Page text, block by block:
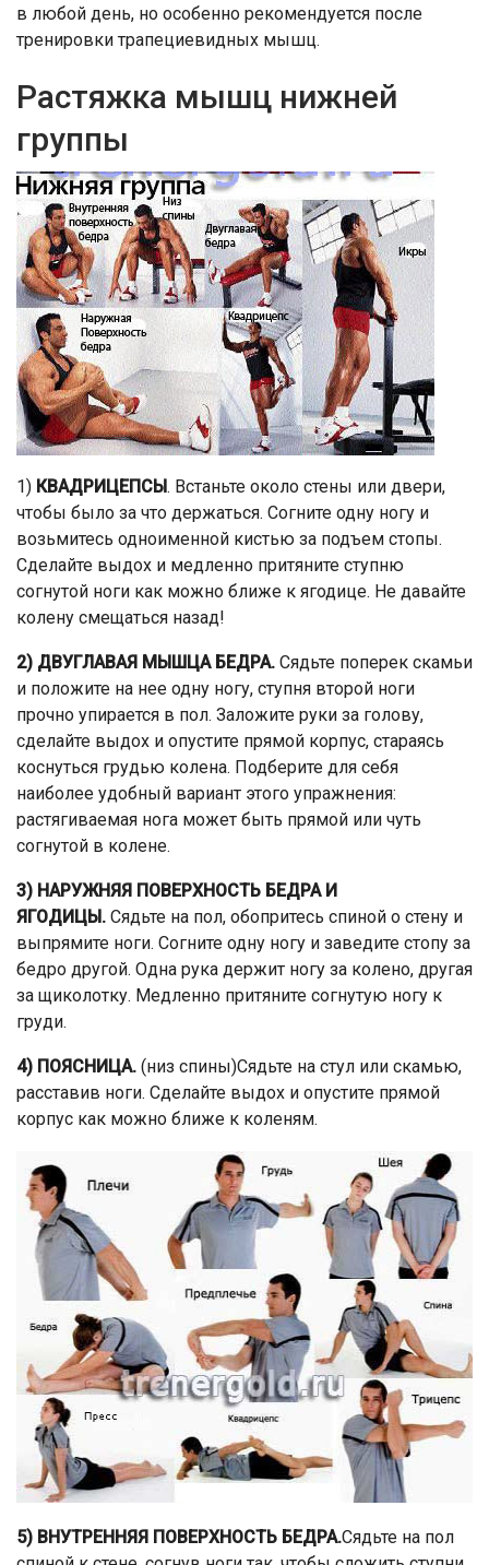
в любой день, но особенно рекомендуется после
тренировки трапециевидных мышц.
Растяжка мышц нижней
группы
1) КВАДРИЦЕПСЫ. Встаньте около стены или двери,
чтобы было за что держаться. Согните одну ногу и
возьмитесь одноименной кистью за подъем стопы.
Сделайте выдох и медленно притяните ступню
согнутой ноги как можно ближе к ягодице. Не давайте
колену смещаться назад!
2) ДВУГЛАВАЯ МЫШЦА БЕДРА. Сядьте поперек скамьи
и положите на нее одну ногу, ступня второй ноги
прочно упирается в пол. Заложите руки за голову,
сделайте выдох и опустите прямой корпус, стараясь
коснуться грудью колена. Подберите для себя
наиболее удобный вариант этого упражнения:
растягиваемая нога может быть прямой или чуть
согнутой в колене.
3) НАРУЖНЯЯ ПОВЕРХНОСТЬ БЕДРА И
ЯГОДИЦЫ. Сядьте на пол, обопритесь спиной о стену и
выпрямите ноги. Согните одну ногу и заведите стопу за
бедро другой. Одна рука держит ногу за колено, другая
за щиколотку. Медленно притяните согнутую ногу к
груди.
4) ПОЯСНИЦА. (низ спины)Сядьте на стул или скамью,
расставив ноги. Сделайте выдох и опустите прямой
корпус как можно ближе к коленям.
5) ВНУТРЕННЯЯ ПОВЕРХНОСТЬ БЕДРА.Сядьте на пол